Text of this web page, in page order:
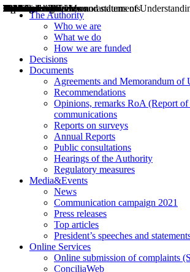
The Authority
Who we are
What we do
How we are funded
Decisions
Documents
Agreements and Memorandum of
Recommendations
Opinions, remarks RoA (Report
communications
Reports on surveys
Annual Reports
Public consultations
Hearings of the Authority
Regulatory measures
Media&Events
News
Communication campaign 2021
Press releases
Top articles
President’s speeches and
Online Services
Online submission of complaints
ConciliaWeb
Decisions
Opinions
Public consultations
Hearings
Recommendations
Agreements and Memorandums of
Relazioni annuali
Misure di regolazione
News
Press Releases
Bollettini ART
Convegni ART
President’s interviews
Top articles
President’s speeches and statements
2004
2005
2010
2013
2014
2015
2016
2017
2018
2019
202
2020
2021
2022
2023
2024
2025
2026
Aereo
Marittimo
Terrestre